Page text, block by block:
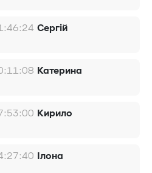
Сергій
Катерина
Кирило
Ілона